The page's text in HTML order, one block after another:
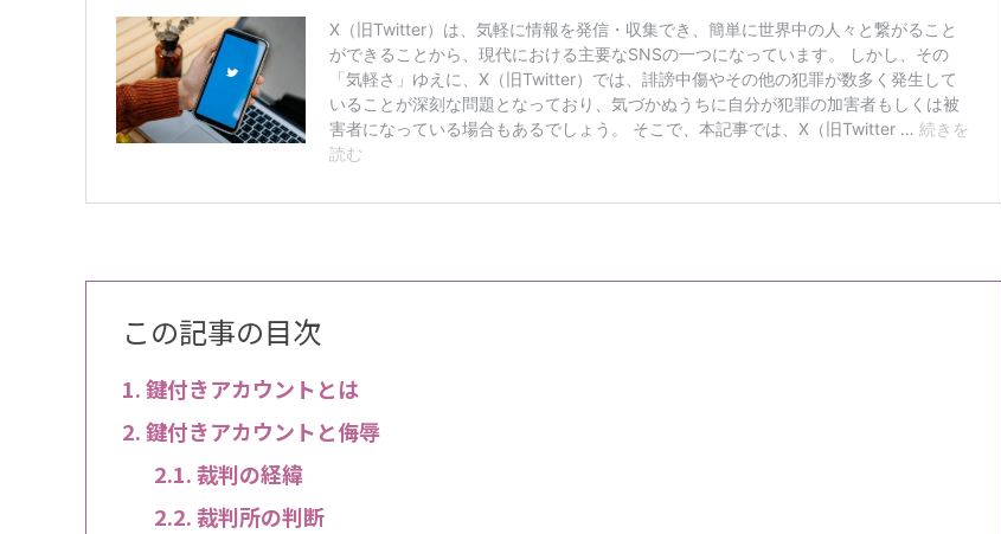
この記事の目次
鍵付きアカウントとは
鍵付きアカウントと侮辱
裁判の経緯
裁判所の判断